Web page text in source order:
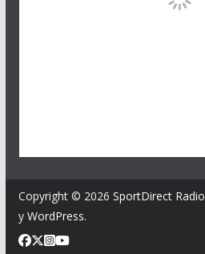
Copyright © 2026 SportDirect Radio
y WordPress.